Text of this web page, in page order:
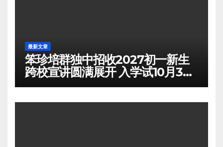
最新文章
笨珍培群独中招收2027初一新生
跨校宣讲圆满展开 入学试10月3日
举行